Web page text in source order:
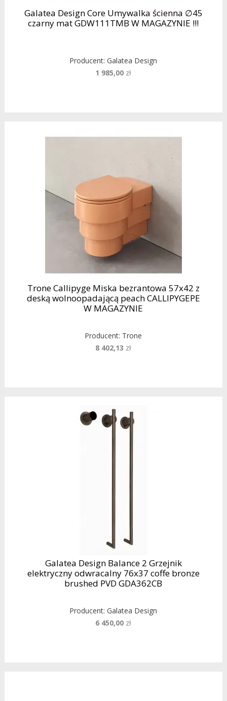
Galatea Design Core Umywalka ścienna ∅45
czarny mat GDW111TMB W MAGAZYNIE !!!
Producent:Galatea Design
1 985,00 zł
Trone Callipyge Miska bezrantowa 57x42 z
deską wolnoopadającą peach CALLIPYGEPE
W MAGAZYNIE
Producent: Trone
8 402,13 zł
Galatea Design Balance 2 Grzejnik
elektryczny odwracalny 76x37 coffe bronze
brushed PVD GDA362CB
Producent:Galatea Design
6 450,00 zł